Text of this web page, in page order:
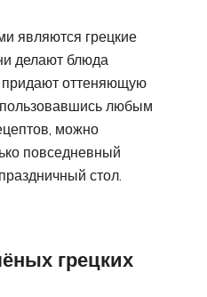
являются грецкие
делают блюда
оттеняющую
любым
можно
повседневный
стол.
грецких